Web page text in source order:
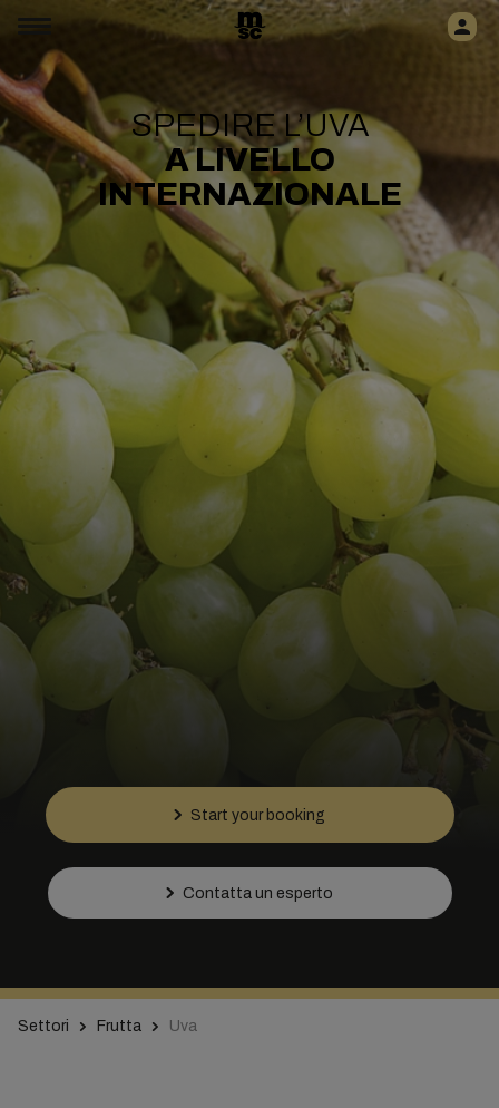
SPEDIRE L’UVA
A LIVELLO
INTERNAZIONALE
Start your booking
Contatta un esperto
Settori Frutta Uva